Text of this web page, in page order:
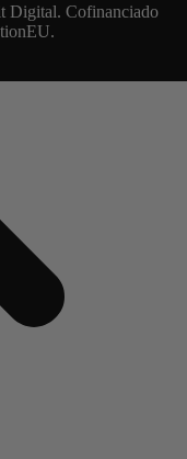
Digital. Cofinanciado